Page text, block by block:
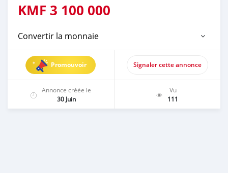
KMF 3 100 000
Convertir la monnaie
Promouvoir Signaler cette annonce
Annonce créée le
30 Juin
Vu
111